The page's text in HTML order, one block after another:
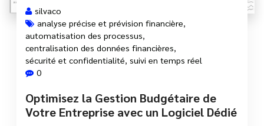
silvaco
analyse précise et prévision financière,
automatisation des processus,
centralisation des données financières,
sécurité et confidentialité, suivi en temps réel
0
Optimisez la Gestion Budgétaire de
Votre Entreprise avec un Logiciel Dédié